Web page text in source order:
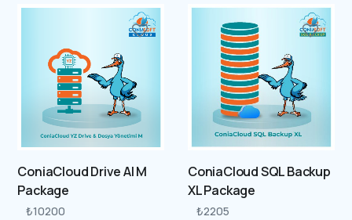
ConiaCloud Drive AI M
Package
₺10200
ConiaCloud SQL Backup
XL Package
₺2205